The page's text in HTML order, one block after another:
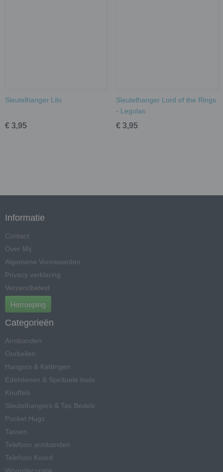
Sleutelhanger Lilo
€ 3,95
Sleutelhanger Lord of the Rings
- Legolas
€ 3,95
Informatie
Contact
Over Mij
Algemene Voorwaarden
Privacy verklaring
Verzendbeleid
Herroeping
Categorieën
Armbanden
Oorbellen
Hangers & Kettingen
Edelstenen & Spirituele tools
Knuffels
Sleutelhangers & Tas Bedels
Pocket Hugs
Tassen
Telefoon armbanden
Telefoon Koord